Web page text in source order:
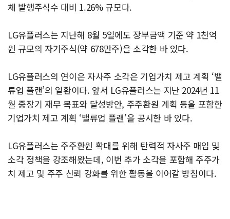
체 발행주식수 대비 1.26% 규모다.
LG유플러스는 지난해 8월 5일에도 장부금액 기준 약 1천억
원 규모의 자기주식(약 678만주)을 소각한 바 있다.
LG유플러스의 연이은 자사주 소각은 기업가치 제고 계획 ‘밸
류업 플랜’의 일환이다. 앞서 LG유플러스는 지난 2024년 11
월 중장기 재무 목표와 달성방안, 주주환원 계획 등을 포함한
기업가치 제고 계획 ‘밸류업 플랜’을 공시한 바 있다.
LG유플러스는 주주환원 확대를 위해 탄력적 자사주 매입 및
소각 정책을 강조해왔는데, 이번 추가 소각을 포함해 주주가
치 제고 및 주주 신뢰 강화를 위한 활동을 이어갈 방침이다.